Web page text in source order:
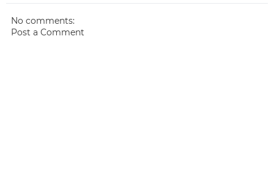
No comments:
Post a Comment